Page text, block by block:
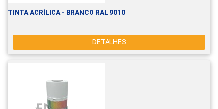
TINTA ACRÍLICA - BRANCO RAL 9010
DETALHES